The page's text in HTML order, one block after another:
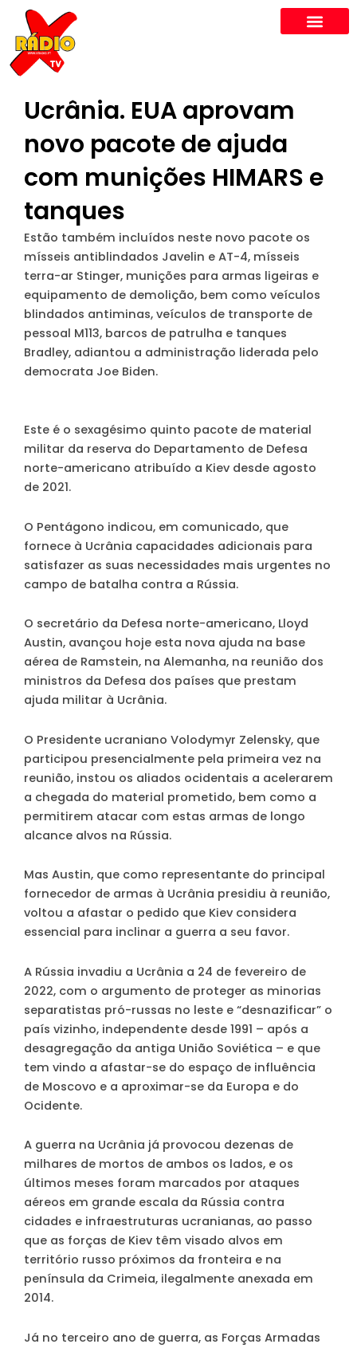
content
Ucrânia. EUA aprovam
novo pacote de ajuda
com munições HIMARS e
tanques
Estão também incluídos neste novo pacote os
mísseis antiblindados Javelin e AT-4, mísseis
terra-ar Stinger, munições para armas ligeiras e
equipamento de demolição, bem como veículos
blindados antiminas, veículos de transporte de
pessoal M113, barcos de patrulha e tanques
Bradley, adiantou a administração liderada pelo
democrata Joe Biden.
Este é o sexagésimo quinto pacote de material
militar da reserva do Departamento de Defesa
norte-americano atribuído a Kiev desde agosto
de 2021.
O Pentágono indicou, em comunicado, que
fornece à Ucrânia capacidades adicionais para
satisfazer as suas necessidades mais urgentes no
campo de batalha contra a Rússia.
O secretário da Defesa norte-americano, Lloyd
Austin, avançou hoje esta nova ajuda na base
aérea de Ramstein, na Alemanha, na reunião dos
ministros da Defesa dos países que prestam
ajuda militar à Ucrânia.
O Presidente ucraniano Volodymyr Zelensky, que
participou presencialmente pela primeira vez na
reunião, instou os aliados ocidentais a acelerarem
a chegada do material prometido, bem como a
permitirem atacar com estas armas de longo
alcance alvos na Rússia.
Mas Austin, que como representante do principal
fornecedor de armas à Ucrânia presidiu à reunião,
voltou a afastar o pedido que Kiev considera
essencial para inclinar a guerra a seu favor.
A Rússia invadiu a Ucrânia a 24 de fevereiro de
2022, com o argumento de proteger as minorias
separatistas pró-russas no leste e “desnazificar” o
país vizinho, independente desde 1991 – após a
desagregação da antiga União Soviética – e que
tem vindo a afastar-se do espaço de influência
de Moscovo e a aproximar-se da Europa e do
Ocidente.
A guerra na Ucrânia já provocou dezenas de
milhares de mortos de ambos os lados, e os
últimos meses foram marcados por ataques
aéreos em grande escala da Rússia contra
cidades e infraestruturas ucranianas, ao passo
que as forças de Kiev têm visado alvos em
território russo próximos da fronteira e na
península da Crimeia, ilegalmente anexada em
2014.
Já no terceiro ano de guerra, as Forças Armadas